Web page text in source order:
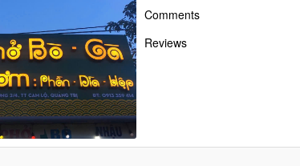
Comments
Reviews